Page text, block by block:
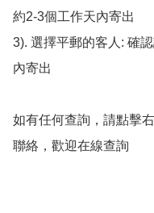
約2-3個工作天內寄出
3). 選擇平郵的客人: 確
內寄出
如有任何查詢，請點擊
聯絡，歡迎在線查詢